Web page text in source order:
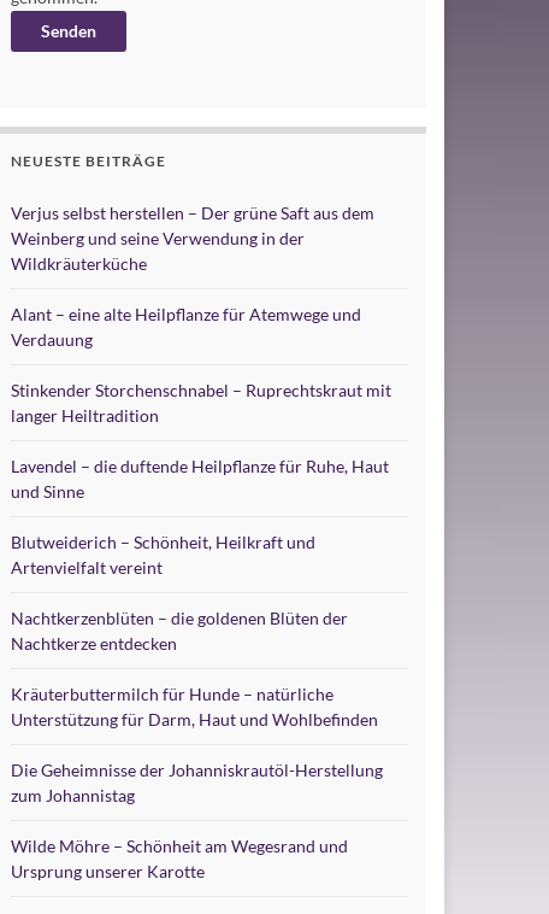
NEUESTE BEITRÄGE
Verjus selbst herstellen – Der grüne Saft aus dem
Weinberg und seine Verwendung in der
Wildkräuterküche
Alant – eine alte Heilpflanze für Atemwege und
Verdauung
Stinkender Storchenschnabel – Ruprechtskraut mit
langer Heiltradition
Lavendel – die duftende Heilpflanze für Ruhe, Haut
und Sinne
Blutweiderich – Schönheit, Heilkraft und
Artenvielfalt vereint
Nachtkerzenblüten – die goldenen Blüten der
Nachtkerze entdecken
Kräuterbuttermilch für Hunde – natürliche
Unterstützung für Darm, Haut und Wohlbefinden
Die Geheimnisse der Johanniskrautöl-Herstellung
zum Johannistag
Wilde Möhre – Schönheit am Wegesrand und
Ursprung unserer Karotte